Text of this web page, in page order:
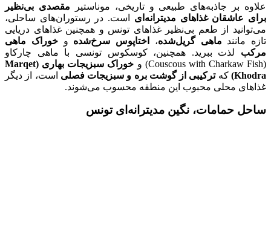
علاوه بر جاذبه‌های طبیعی و تاریخی، موناستیر مقصدی بی‌نظیر
برای عاشقان غذاهای مدیترانه‌ای است. در رستوران‌های ساحلی،
می‌توانید از طعم بی‌نظیر غذاهای تونس و همچنین غذاهای دریایی
تازه مانند ماهی گریل‌شده، اختاپوس سرخ‌شده وخوراک ماهی
مرکب لذت ببرید. همچنین، کوسکوس تونسی با ماهی چارکاو
(Couscous with Charkaw Fish) و
خوراک سبزیجات بهاری (Marqet
Khodra) کهترکیبی از گوشت بره و سبزیجات فصلی است، از دیگر
غذاهای محلی محبوب این منطقه محسوب می‌شوند.
ساحل حمامات، نگین مدیترانه‌ای تونس